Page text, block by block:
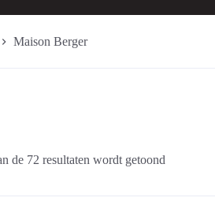
Maison Berger
de 72 resultaten wordt getoond